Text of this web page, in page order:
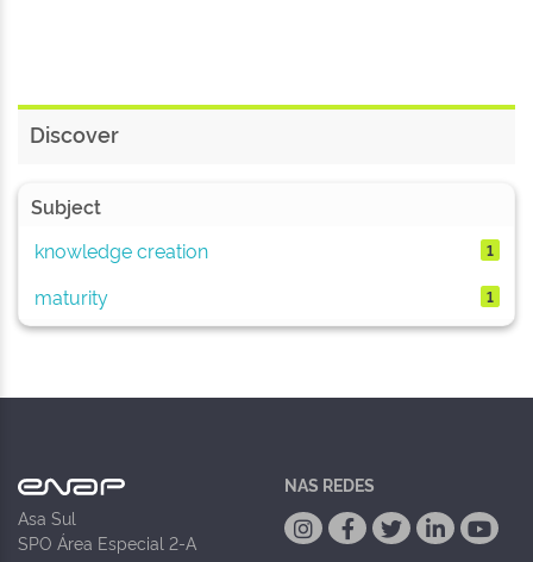
Discover
Subject
knowledge creation
1
maturity 1
Asa Sul
SPO Área Especial 2-A
NAS REDES